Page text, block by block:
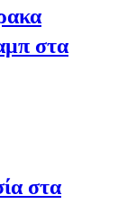
στα
στα